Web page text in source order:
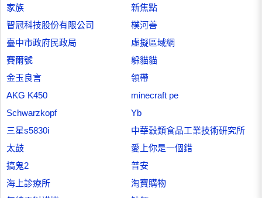
家族
新焦點
智冠科技股份有限公司
樸河善
臺中市政府民政局
虛擬區域網
賽爾號
躲貓貓
金玉良言
領帶
AKG K450
minecraft pe
Schwarzkopf
Yb
三星s5830i
中華穀類食品工業技術研究所
太鼓
愛上你是一個錯
搞鬼2
普安
海上診療所
淘寶購物